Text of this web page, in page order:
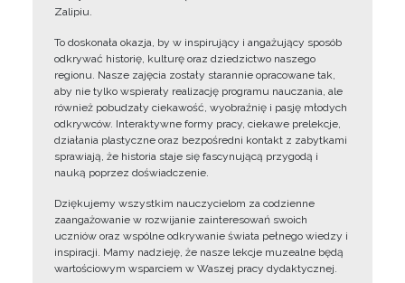
Zalipiu.
To doskonała okazja, by w inspirujący i angażujący sposób
odkrywać historię, kulturę oraz dziedzictwo naszego
regionu. Nasze zajęcia zostały starannie opracowane tak,
aby nie tylko wspierały realizację programu nauczania, ale
również pobudzały ciekawość, wyobraźnię i pasję młodych
odkrywców. Interaktywne formy pracy, ciekawe prelekcje,
działania plastyczne oraz bezpośredni kontakt z zabytkami
sprawiają, że historia staje się fascynującą przygodą i
nauką poprzez doświadczenie.
Dziękujemy wszystkim nauczycielom za codzienne
zaangażowanie w rozwijanie zainteresowań swoich
uczniów oraz wspólne odkrywanie świata pełnego wiedzy i
inspiracji. Mamy nadzieję, że nasze lekcje muzealne będą
wartościowym wsparciem w Waszej pracy dydaktycznej.